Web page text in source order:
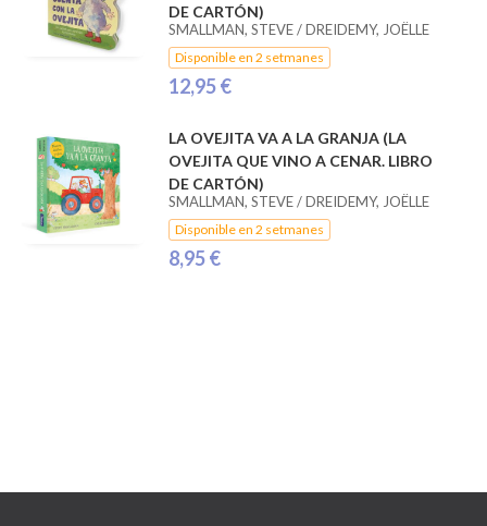
DE CARTÓN)
SMALLMAN, STEVE / DREIDEMY, JOËLLE
Disponible en 2 setmanes
12,95 €
LA OVEJITA VA A LA GRANJA (LA
OVEJITA QUE VINO A CENAR. LIBRO
DE CARTÓN)
SMALLMAN, STEVE / DREIDEMY, JOËLLE
Disponible en 2 setmanes
8,95 €